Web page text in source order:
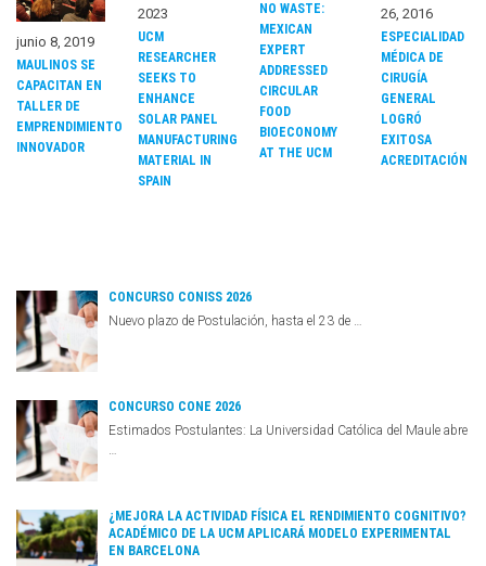
junio 8, 2019
MAULINOS SE
CAPACITAN EN
TALLER DE
EMPRENDIMIENTO
INNOVADOR
2023
UCM
RESEARCHER
SEEKS TO
ENHANCE
SOLAR PANEL
MANUFACTURING
MATERIAL IN
SPAIN
NO WASTE:
MEXICAN
EXPERT
ADDRESSED
CIRCULAR
FOOD
BIOECONOMY
AT THE UCM
26, 2016
ESPECIALIDAD
MÉDICA DE
CIRUGÍA
GENERAL
LOGRÓ
EXITOSA
ACREDITACIÓN
CONCURSO CONISS 2026
Nuevo plazo de Postulación, hasta el 23 de …
CONCURSO CONE 2026
Estimados Postulantes: La Universidad Católica del Maule abre
…
¿MEJORA LA ACTIVIDAD FÍSICA EL RENDIMIENTO COGNITIVO?
ACADÉMICO DE LA UCM APLICARÁ MODELO EXPERIMENTAL
EN BARCELONA